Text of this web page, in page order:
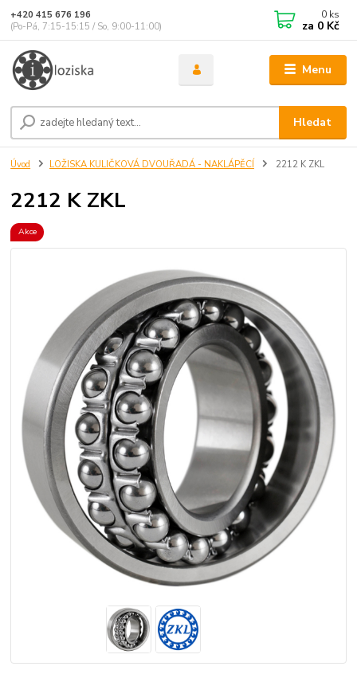
Menu
Hledat
+420 415 676 196
(Po-Pá, 7:15-15:15 / So, 9:00-11:00)
0 ks
za 0 Kč
Úvod LOŽISKA KULIČKOVÁ DVOUŘADÁ - NAKLÁPĚCÍ 2212 K ZKL
2212 K ZKL
Akce